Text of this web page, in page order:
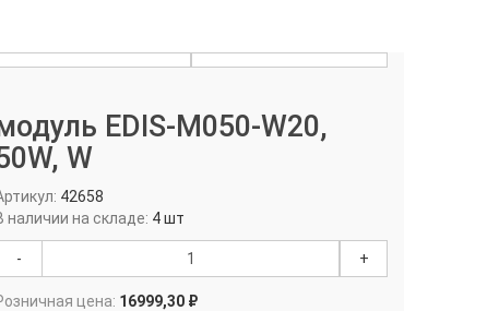
EDIS-M050-W20,
W
42658
наличии на складе: 4 шт
- +
цена: 16999,30 ₽